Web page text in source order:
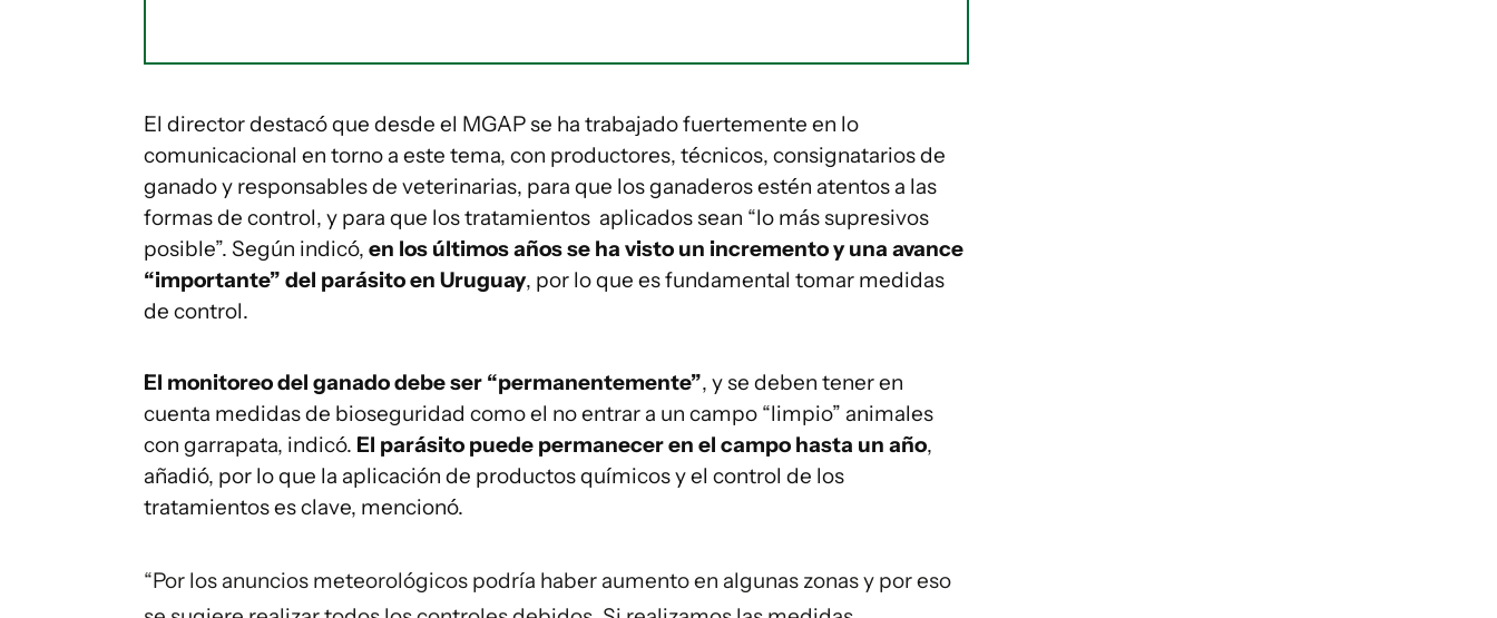
El director destacó que desde el MGAP se ha trabajado fuertemente en lo
comunicacional en torno a este tema, con productores, técnicos, consignatarios de
ganado y responsables de veterinarias, para que los ganaderos estén atentos a las
formas de control, y para que los tratamientos aplicados sean “lo más supresivos
posible”. Según indicó, en los últimos años se ha visto un incremento y una avance
“importante” del parásito en Uruguay, por lo que es fundamental tomar medidas
de control.
El monitoreo del ganado debe ser “permanentemente”, y se deben tener en
cuenta medidas de bioseguridad como el no entrar a un campo “limpio” animales
con garrapata, indicó. El parásito puede permanecer en el campo hasta un año,
añadió, por lo que la aplicación de productos químicos y el control de los
tratamientos es clave, mencionó.
“Por los anuncios meteorológicos podría haber aumento en algunas zonas y por eso